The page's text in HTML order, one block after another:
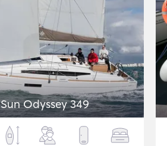
Jeanneau Sun Odyssey 349